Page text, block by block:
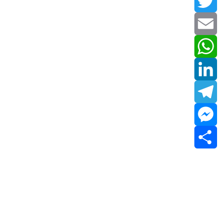
Twitter
Email
WhatsApp
LinkedIn
Telegram
Messenger